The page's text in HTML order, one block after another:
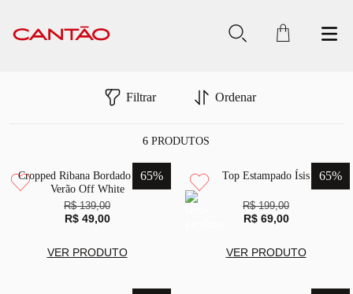
Filtrar Ordenar
6PRODUTOS
65%
Cropped Ribana Bordado Virei
Verão Off White
R$ 139,00
R$ 49,00
VER PRODUTO
65%
Top Estampado Ísis
R$ 199,00
R$ 69,00
VER PRODUTO